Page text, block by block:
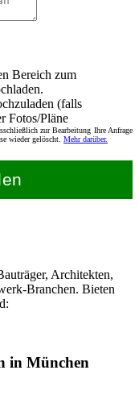
Bereich zum
(falls
Fotos/Pläne
zur Bearbeitung Ihre Anfrage
wieder gelöscht. Mehr darüber.
Architekten,
Branchen. Bieten
in München